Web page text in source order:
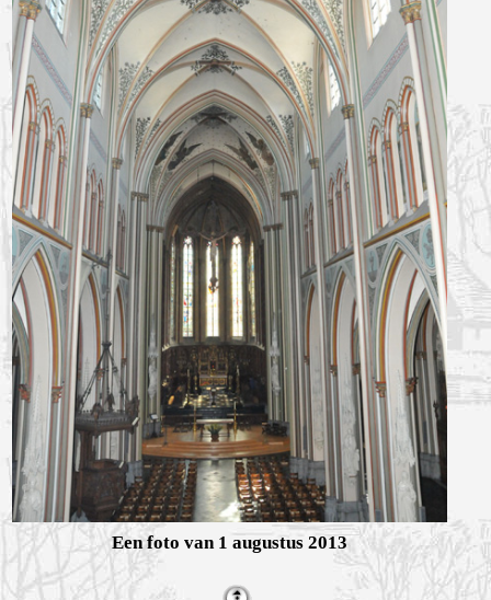
Een foto van 1 augustus 2013